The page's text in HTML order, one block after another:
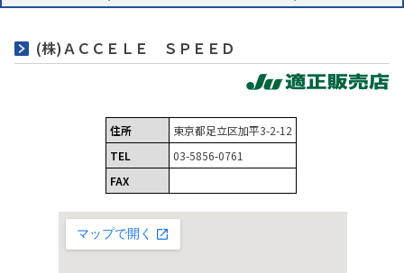
(株)ＡＣＣＥＬＥ ＳＰＥＥＤ
住所
東京都足立区加平3-2-12
TEL
03-5856-0761
FAX